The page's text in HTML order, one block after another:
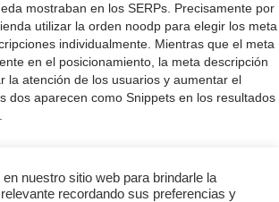
mostraban en los SERPs. Precisamente por
utilizar la orden noodp para elegir los meta
individualmente. Mientras que el meta
en el posicionamiento, la meta descripción
la atención de los usuarios y aumentar el
dos aparecen como Snippets en los resultados
nuestro sitio web para brindarle la
recordando sus preferencias y